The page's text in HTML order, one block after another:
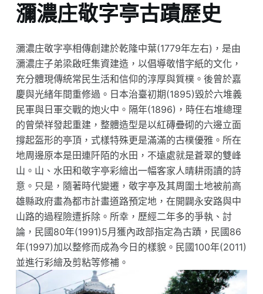
瀰濃庄敬字亭古蹟歷史
瀰濃庄敬字亭相傳創建於乾隆中葉(1779年左右)，是由
瀰濃庄子弟梁啟旺集資建造，以倡導敬惜字紙的文化，
充分體現傳統常民生活和信仰的淳厚與質樸。後曾於嘉
慶與光緒年間重修過。日本治臺初期(1895)毀於六堆義
民軍與日軍交戰的炮火中。隔年(1896)，時任右堆總理
的曾榮祥發起重建，整體造型是以紅磚疊砌的六邊立面
撐起盔形的亭頂，式樣特殊更是滿滿的古樸優雅。所在
地周邊原本是田連阡陌的水田，不遠處就是蒼翠的雙峰
山。山、水田和敬字亭彩繪出一幅客家人晴耕雨讀的詩
意。只是，隨著時代變遷，敬字亭及其周圍土地被前高
雄縣政府畫為都市計畫道路預定地，在開闢永安路與中
山路的過程險遭拆除。所幸，歷經二年多的爭執、討
論，民國80年(1991)5月獲內政部指定為古蹟，民國86
年(1997)加以整修而成為今日的樣貌。民國100年(2011)
並進行彩繪及剪粘等修補。